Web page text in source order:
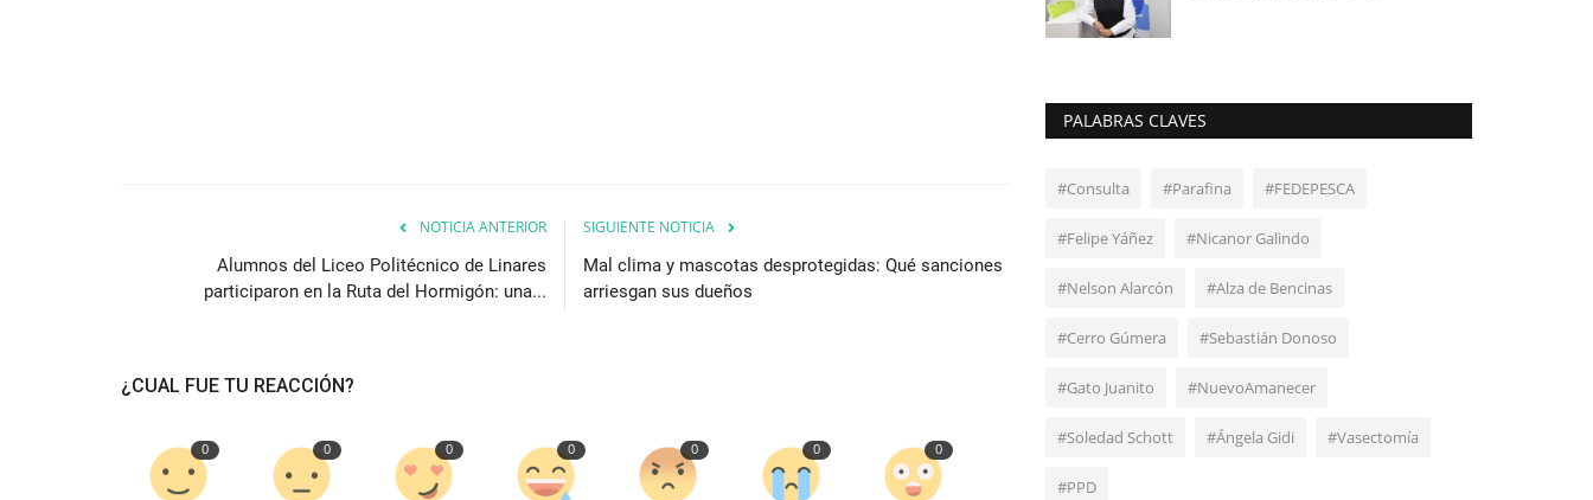
NOTICIA ANTERIOR
Alumnos del Liceo Politécnico de Linares
participaron en la Ruta del Hormigón: una...
SIGUIENTE NOTICIA
Mal clima y mascotas desprotegidas: Qué sanciones
arriesgan sus dueños
¿CUAL FUE TU REACCIÓN?
0 0 0 0 0 0 0
PALABRAS CLAVES
#Consulta #Parafina #FEDEPESCA
#Felipe Yáñez #Nicanor Galindo
#Nelson Alarcón #Alza de Bencinas
#Cerro Gúmera #Sebastián Donoso
#Gato Juanito #NuevoAmanecer
#Soledad Schott #Ángela Gidi #Vasectomía
#PPD